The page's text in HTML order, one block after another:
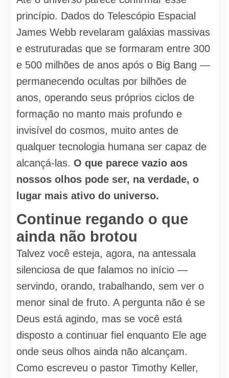
princípio. Dados do Telescópio Espacial
James Webb revelaram galáxias massivas
e estruturadas que se formaram entre 300
e 500 milhões de anos após o Big Bang —
permanecendo ocultas por bilhões de
anos, operando seus próprios ciclos de
formação no manto mais profundo e
invisível do cosmos, muito antes de
qualquer tecnologia humana ser capaz de
alcançá-las. O que parece vazio aos
nossos olhos pode ser, na verdade, o
lugar mais ativo do universo.
Continue regando o que
ainda não brotou
Talvez você esteja, agora, na antessala
silenciosa de que falamos no início —
servindo, orando, trabalhando, sem ver o
menor sinal de fruto. A pergunta não é se
Deus está agindo, mas se você está
disposto a continuar fiel enquanto Ele age
onde seus olhos ainda não alcançam.
Como escreveu o pastor Timothy Keller,